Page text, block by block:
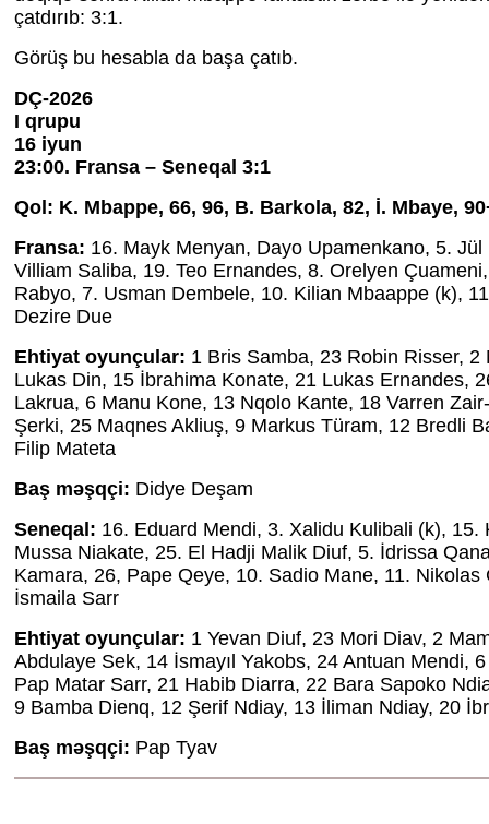
çatdırıb: 3:1.
Görüş bu hesabla da başa çatıb.
DÇ-2026
I qrupu
16 iyun
23:00. Fransa – Seneqal 3:1
Qol: K. Mbappe, 66, 96, B. Barkola, 82, İ. Mbaye,
Fransa: 16. Mayk Menyan, Dayo Upamenkano, 5. Jül
Villiam Saliba, 19. Teo Ernandes, 8. Orelyen
Rabyo, 7. Usman Dembele, 10. Kilian Mbaappe (k),
Dezire Due
Ehtiyat oyunçular: 1 Bris Samba, 23 Robin Risser, 2
Lukas Din, 15 İbrahima Konate, 21 Lukas Ernandes,
Lakrua, 6 Manu Kone, 13 Nqolo Kante, 18 Varren
Şerki, 25 Maqnes Akliuş, 9 Markus Türam, 12 Bredli
Filip Mateta
Baş məşqçi: Didye Deşam
Seneqal: 16. Eduard Mendi, 3. Xalidu Kulibali (k), 15.
Mussa Niakate, 25. El Hadji Malik Diuf, 5. İdrissa
Kamara, 26, Pape Qeye, 10. Sadio Mane, 11. Nikolas
İsmaila Sarr
Ehtiyat oyunçular: 1 Yevan Diuf, 23 Mori Diav, 2
Abdulaye Sek, 14 İsmayıl Yakobs, 24 Antuan Mendi,
Pap Matar Sarr, 21 Habib Diarra, 22 Bara Sapoko
9 Bamba Dienq, 12 Şerif Ndiay, 13 İliman Ndiay, 20
Baş məşqçi: Pap Tyav